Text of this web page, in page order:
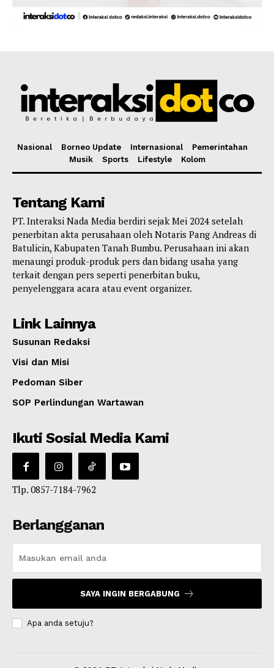
Nasional Borneo Update Internasional
Pemerintahan
Musik
Sports Lifestyle Kolom
Tentang Kami
PT. Interaksi Nada Media berdiri sejak Mei 2024 setelah
penerbitan akta perusahaan oleh Notaris Pang Andreas di
Batulicin, Kabupaten Tanah Bumbu. Perusahaan ini akan
menaungi produk-produk pers dan bidang usaha yang
terkait dengan pers seperti penerbitan buku,
penyelenggara acara atau event organizer.
Link Lainnya
Susunan Redaksi
Visi dan Misi
Pedoman Siber
SOP Perlindungan Wartawan
Ikuti Sosial Media Kami
Tlp. 0857-7184-7962
Berlangganan
SAYA INGIN BERGABUNG
Apa anda setuju?